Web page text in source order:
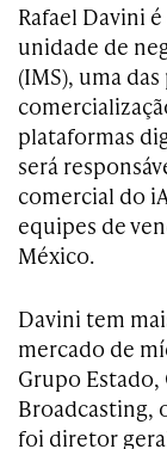
Rafael Davini
unidade de
(IMS), uma
plataformas
será
comercial do
equipes de
México.
Davini tem
mercado de
Grupo
Broadcasting,
foi diretor